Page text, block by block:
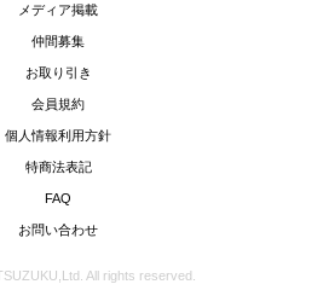
メディア掲載
仲間募集
お取り引き
会員規約
個人情報利用方針
特商法表記
FAQ
お問い合わせ
All rights reserved.